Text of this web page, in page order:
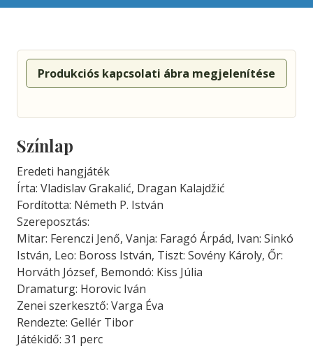
Produkciós kapcsolati ábra megjelenítése
Színlap
Eredeti hangjáték
Írta: Vladislav Grakalić, Dragan Kalajdžić
Fordította: Németh P. István
Szereposztás:
Mitar: Ferenczi Jenő, Vanja: Faragó Árpád, Ivan: Sinkó
István, Leo: Boross István, Tiszt: Sovény Károly, Őr:
Horváth József, Bemondó: Kiss Júlia
Dramaturg: Horovic Iván
Zenei szerkesztő: Varga Éva
Rendezte: Gellér Tibor
Játékidő: 31 perc